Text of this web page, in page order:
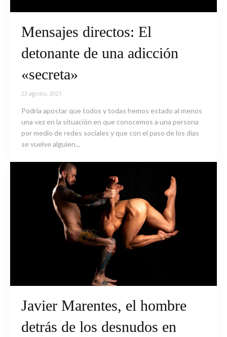
Mensajes directos: El
detonante de una adicción
«secreta»
23 agosto, 2021
Podría apostar que todos y todas hemos estado al menos
una vez en la situación en que conocemos a una persona
por medio de redes sociales y que con el paso de los días
se vuelve alguien...
Javier Marentes, el hombre
detrás de los desnudos en